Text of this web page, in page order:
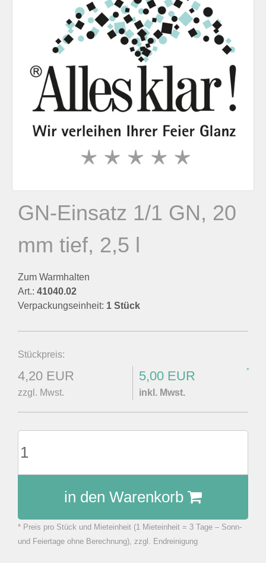
a
h
GN-Einsatz 1/1 GN, 20
mm tief, 2,5 l
Zum Warmhalten
Art.: 41040.02
Verpackungseinheit: 1 Stück
Stückpreis:
4,20 EUR
zzgl. Mwst.
5,00 EUR *
inkl. Mwst.
in den Warenkorb
zu Warenkorb hinzugefügt.
* Preis pro Stück und Mieteinheit (1 Mieteinheit = 3 Tage – Sonn-
und Feiertage ohne Berechnung), zzgl. Endreinigung